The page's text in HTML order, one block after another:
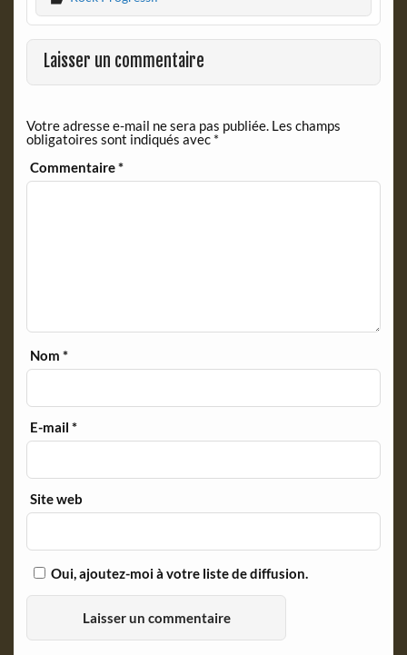
b
o
o
k
t
F
r
e
d
l
y
Laisser un commentaire
Votre adresse e-mail ne sera pas publiée. Les champs
obligatoires sont indiqués avec *
Commentaire*
Nom*
E-mail*
Site web
Oui, ajoutez-moi à votre liste de diffusion.